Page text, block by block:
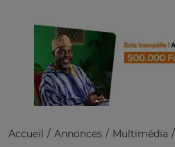
Accueil Annonces Multimédia